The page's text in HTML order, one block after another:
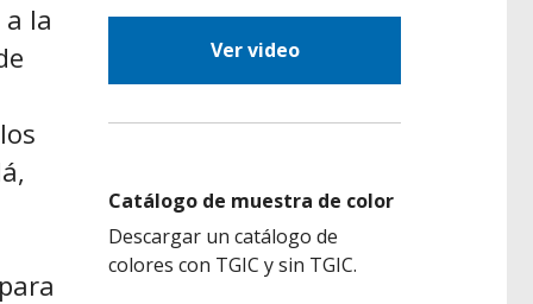
la
Ver video
Catálogo de muestra de color
Descargar un catálogo de
colores con TGIC y sin TGIC.